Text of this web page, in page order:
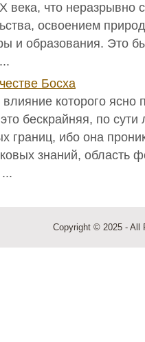
века, что неразрывно
освоением
и образования. Это
Босха
влияние которого ясно
бескрайняя, по
границ, ибо она
знаний, область
Copyright © 2025 - All